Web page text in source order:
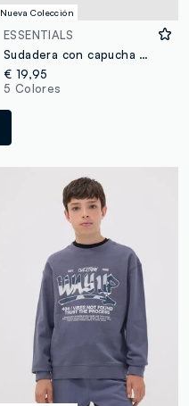
Nueva Colección
ESSENTIALS
Sudadera con capucha verde con cremallera en puro algodón orgánico para niño, corte relaxed
€ 19,95
5 Colores